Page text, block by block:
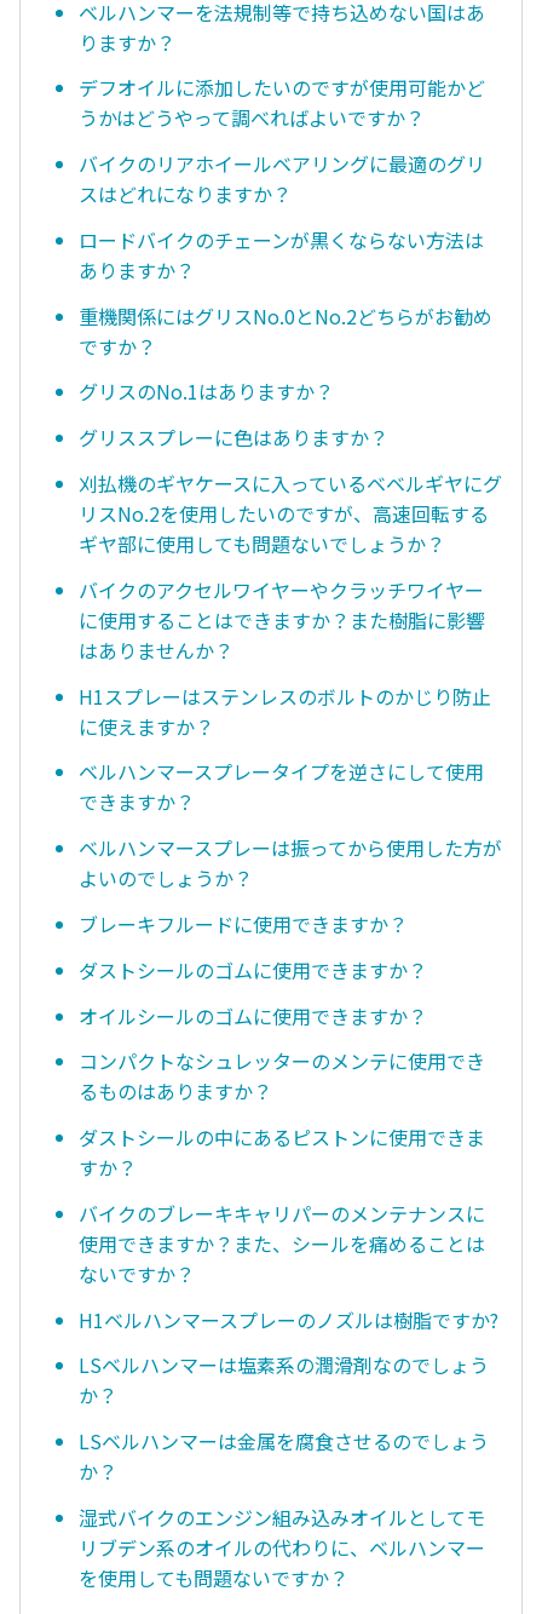
ベルハンマーを法規制等で持ち込めない国はあ
りますか？
デフオイルに添加したいのですが使用可能かど
うかはどうやって調べればよいですか？
バイクのリアホイールベアリングに最適のグリ
スはどれになりますか？
ロードバイクのチェーンが黒くならない方法は
ありますか？
重機関係にはグリスNo.0とNo.2どちらがお勧め
ですか？
グリスのNo.1はありますか？
グリススプレーに色はありますか？
刈払機のギヤケースに入っているベベルギヤにグ
リスNo.2を使用したいのですが、高速回転する
ギヤ部に使用しても問題ないでしょうか？
バイクのアクセルワイヤーやクラッチワイヤー
に使用することはできますか？また樹脂に影響
はありませんか？
H1スプレーはステンレスのボルトのかじり防止
に使えますか？
ベルハンマースプレータイプを逆さにして使用
できますか？
ベルハンマースプレーは振ってから使用した方が
よいのでしょうか？
ブレーキフルードに使用できますか？
ダストシールのゴムに使用できますか？
オイルシールのゴムに使用できますか？
コンパクトなシュレッターのメンテに使用でき
るものはありますか？
ダストシールの中にあるピストンに使用できま
すか？
バイクのブレーキキャリパーのメンテナンスに
使用できますか？また、シールを痛めることは
ないですか？
H1ベルハンマースプレーのノズルは樹脂ですか?
LSベルハンマーは塩素系の潤滑剤なのでしょう
か？
LSベルハンマーは金属を腐食させるのでしょう
か？
湿式バイクのエンジン組み込みオイルとしてモ
リブデン系のオイルの代わりに、ベルハンマー
を使用しても問題ないですか？